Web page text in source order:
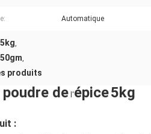
Automatique
,
,
produits
del'épice5kg
: